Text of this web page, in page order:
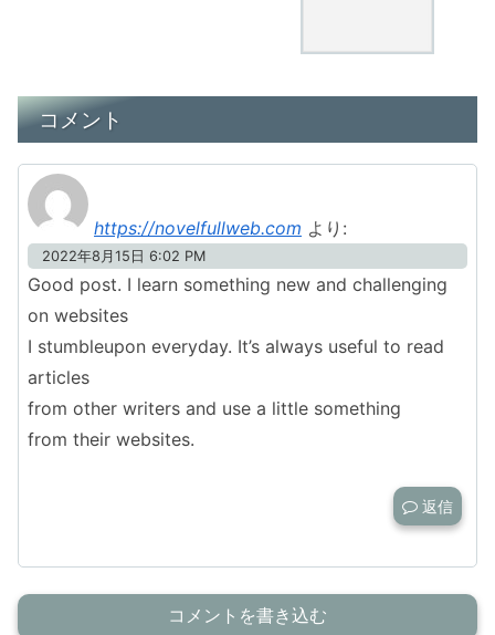
コメント
https://novelfullweb.com より:
2022年8月15日 6:02 PM
Good post. I learn something new and challenging
on websites
I stumbleupon everyday. It’s always useful to read
articles
from other writers and use a little something
from their websites.
返信
コメントを書き込む